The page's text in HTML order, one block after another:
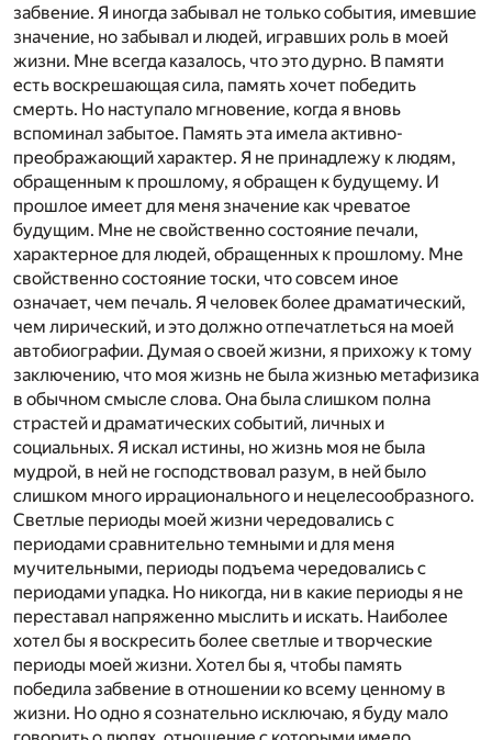
забвение. Я иногда забывал не только события, имевшие
значение, но забывал и людей, игравших роль в моей
жизни. Мне всегда казалось, что это дурно. В памяти
есть воскрешающая сила, память хочет победить
смерть. Но наступало мгновение, когда я вновь
вспоминал забытое. Память эта имела активно-
преображающий характер. Я не принадлежу к людям,
обращенным к прошлому, я обращен к будущему. И
прошлое имеет для меня значение как чреватое
будущим. Мне не свойственно состояние печали,
характерное для людей, обращенных к прошлому. Мне
свойственно состояние тоски, что совсем иное
означает, чем печаль. Я человек более драматический,
чем лирический, и это должно отпечатлеться на моей
автобиографии. Думая о своей жизни, я прихожу к тому
заключению, что моя жизнь не была жизнью метафизика
в обычном смысле слова. Она была слишком полна
страстей и драматических событий, личных и
социальных. Я искал истины, но жизнь моя не была
мудрой, в ней не господствовал разум, в ней было
слишком много иррационального и нецелесообразного.
Светлые периоды моей жизни чередовались с
периодами сравнительно темными и для меня
мучительными, периоды подъема чередовались с
периодами упадка. Но никогда, ни в какие периоды я не
переставал напряженно мыслить и искать. Наиболее
хотел бы я воскресить более светлые и творческие
периоды моей жизни. Хотел бы я, чтобы память
победила забвение в отношении ко всему ценному в
жизни. Но одно я сознательно исключаю, я буду мало